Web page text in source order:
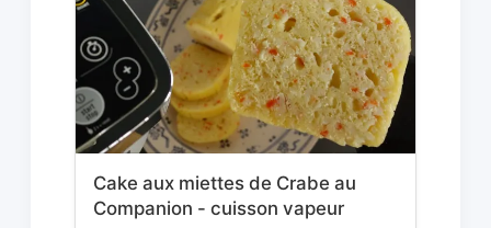
Cake aux miettes de Crabe au
Companion - cuisson vapeur